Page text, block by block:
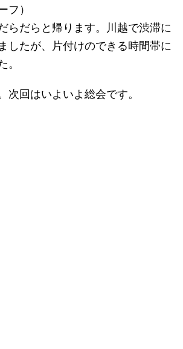
フ）
らだらと帰ります。川越で渋滞に
したが、片付けのできる時間帯に
。
次回はいよいよ総会です。